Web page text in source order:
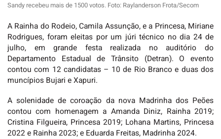
Sandy recebeu mais de 1500 votos. Foto: Raylanderson Frota/Secom
A Rainha do Rodeio, Camila Assunção, e a Princesa, Miriane
Rodrigues, foram eleitas por um júri técnico no dia 24 de
julho, em grande festa realizada no auditório do
Departamento Estadual de Trânsito (Detran). O evento
contou com 12 candidatas – 10 de Rio Branco e duas dos
muncípios Bujari e Xapuri.
A solenidade de coroação da nova Madrinha dos Peões
contou com homenagem a Amanda Diniz, Rainha 2019;
Cristina Filgueira, Princesa 2019; Lohana Martins, Princesa
2022 e Rainha 2023; e Eduarda Freitas, Madrinha 2024.